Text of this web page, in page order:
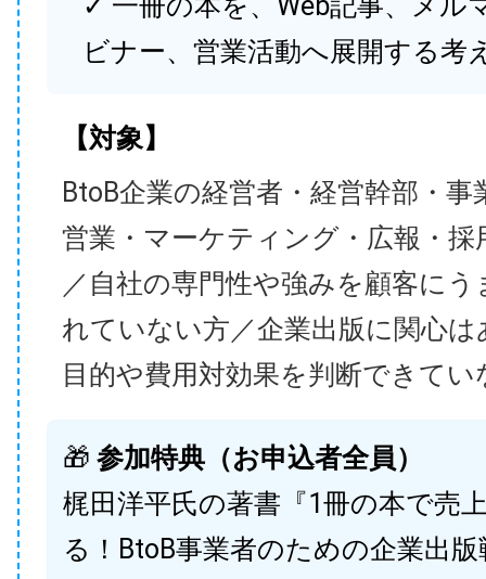
ビナー、営業活動へ展開する考
【対象】
BtoB企業の経営者・経営幹部・事
営業・マーケティング・広報・採
／自社の専門性や強みを顧客に
れていない方／企業出版に関心
目的や費用対効果を判断できてい
🎁 参加特典（お申込者全員）
梶田洋平氏の著書『1冊の本で売
る！BtoB事業者のための企業出